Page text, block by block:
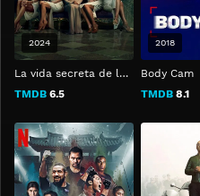
La vida secreta de las esposas mormonas
TMDB 6.5
2024
Body Cam
TMDB 8.1
2018